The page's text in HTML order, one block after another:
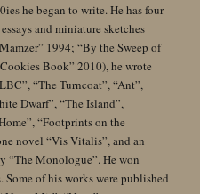
he began to write. He has four
and miniature sketches
1994; “By the Sweep of
Book” 2010), he wrote
“The Turncoat”, “Ant”,
Dwarf”, “The Island”,
“Footprints on the
novel “Vis Vitalis”, and an
“The Monologue”. He won
Some of his works were published